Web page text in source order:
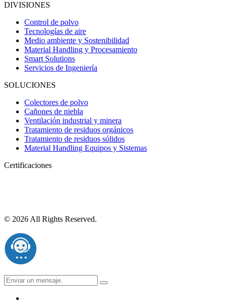
DIVISIONES
Control de polvo
Tecnologías de aire
Medio ambiente y Sostenibilidad
Material Handling y Procesamiento
Smart Solutions
Servicios de Ingeniería
SOLUCIONES
Colectores de polvo
Cañones de niebla
Ventilación industrial y minera
Tratamiento de residuos orgánicos
Tratamiento de residuos sólidos
Material Handling Equipos y Sistemas
Certificaciones
© 2026 All Rights Reserved.